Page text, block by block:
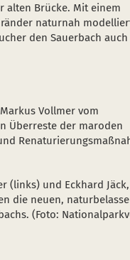
alten Brücke. Mit einem
naturnah
den Sauerbach auch
Vollmer vom
Überreste der maroden
(links) und Eckhard
die neuen,
(Foto: